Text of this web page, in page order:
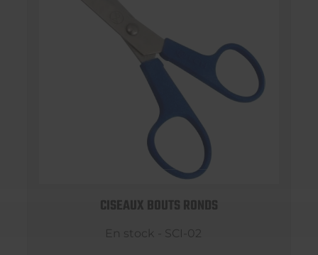
CISEAUX BOUTS RONDS
En stock - SCI-02